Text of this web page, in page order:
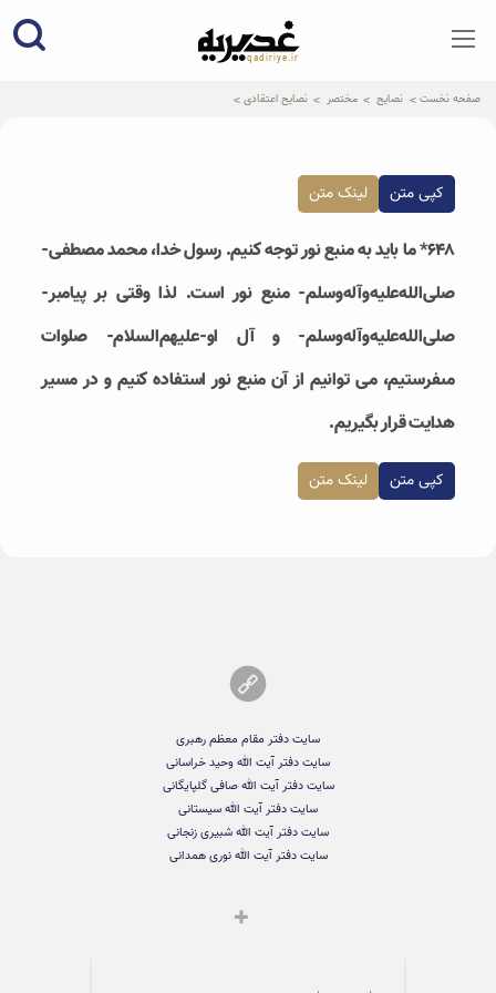
qadiriye.ir
نشریه ی غدیریه-بیانات استاد
صفحه نخست نصایح مختصر نصایح اعتقادی
کپی متن لینک متن
۶۴۸* ما باید به منبع نور توجه کنیم. رسول خدا، محمد مصطفى-
صلی‌الله‌علیه‌و‌آله‌و‌سلم- منبع نور است. لذا وقتى بر پیامبر-
صلی‌الله‌علیه‌و‌آله‌و‌سلم- و آل او-علیهم‌السلام- صلوات
مى‏فرستیم، می توانیم از آن منبع نور استفاده کنیم و در مسیر
هدایت قرار بگیریم.
کپی متن لینک متن
سایت دفتر مقام معظم رهبری
سایت دفتر آیت الله وحید خراسانی
سایت دفتر آیت الله صافی گلپایگانی
سایت دفتر آیت الله سیستانی
سایت دفتر آیت الله شبیری زنجانی
سایت دفتر آیت الله نوری همدانی